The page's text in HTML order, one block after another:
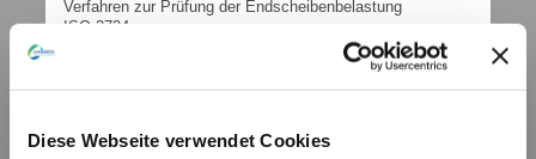
Diese Webseite verwendet Cookies
Verfahren zur Prüfung der Endscheibenbelastung
ISO 3724:
Nachweis der Durchfluss-Ermüdungseigenschaften
Durchflusswiderstand gegen Volumenstrom